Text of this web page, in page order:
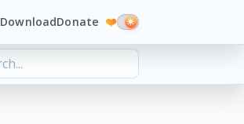
DownloadDonate ❤️